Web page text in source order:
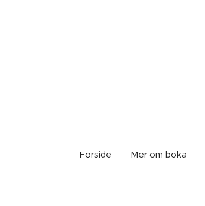
Forside Mer om boka